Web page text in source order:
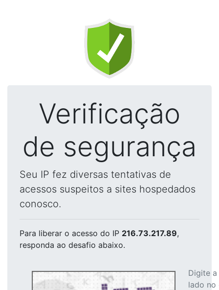
Verificação
de segurança
Seu IP fez diversas tentativas de
acessos suspeitos a sites hospedados
conosco.
Para liberar o acesso do IP 216.73.217.89,
responda ao desafio abaixo.
Digite
lado no